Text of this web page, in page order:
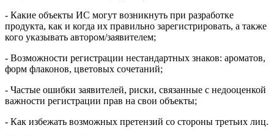
- Какие объекты ИС могут возникнуть при разработке
продукта, как и когда их правильно зарегистрировать, а также
кого указывать автором/заявителем;
- Возможности регистрации нестандартных знаков: ароматов,
форм флаконов, цветовых сочетаний;
- Частые ошибки заявителей, риски, связанные с недооценкой
важности регистрации прав на свои объекты;
- Как избежать возможных претензий со стороны третьих лиц.